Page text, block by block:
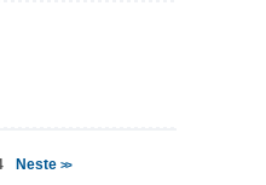
Neste >>